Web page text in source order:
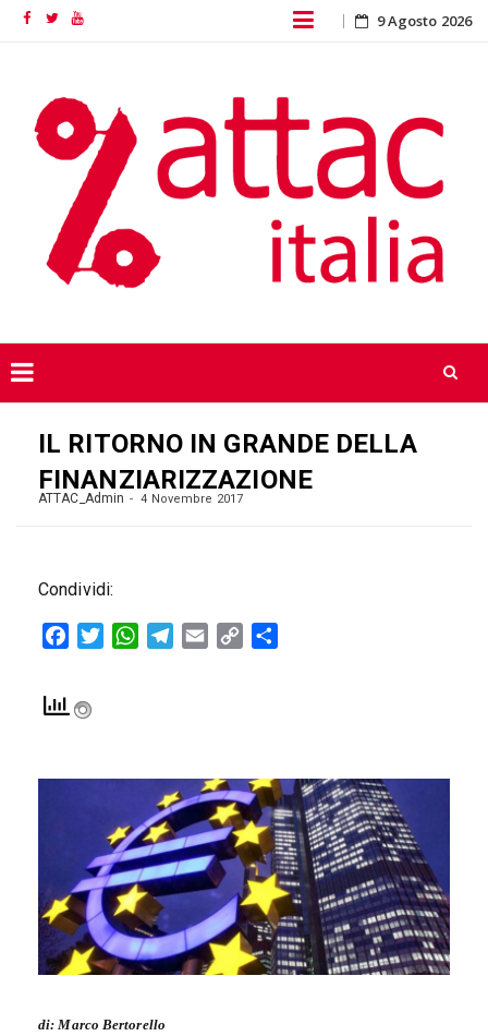
FacebookTwitterYouTube Skip
content
9 Agosto 2026
IL RITORNO IN GRANDE DELLA
FINANZIARIZZAZIONE
ATTAC_Admin 4 Novembre 2017
Condividi:
FacebookTwitterWhatsAppTelegram
Email
Copy
di: Marco Bertorello